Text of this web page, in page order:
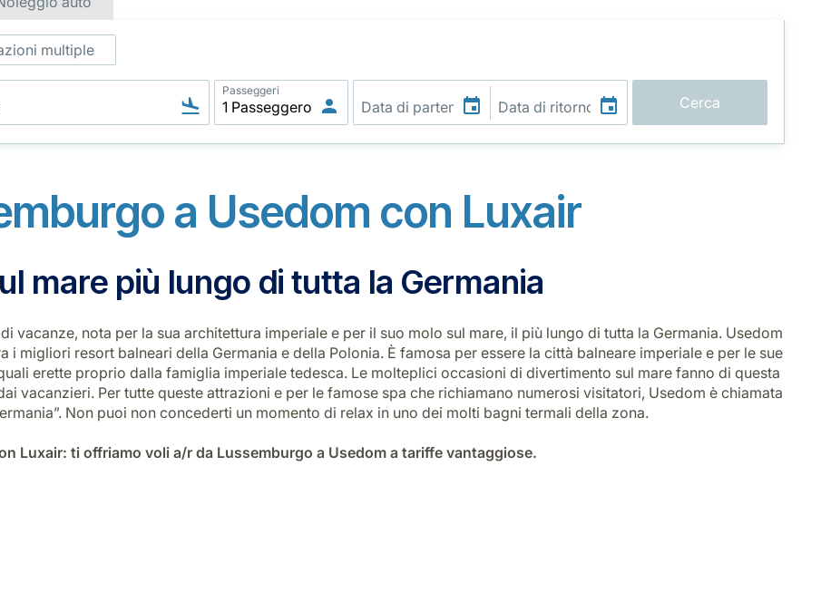
multiple
Passeggeri
Cerca
a Usedom con Luxair
mare più lungo di tutta la Germania
vacanze, nota per la sua architettura imperiale e per il suo molo sul mare, il più lungo di tutta la Germania. Usedom
migliori resort balneari della Germania e della Polonia. È famosa per essere la città balneare imperiale e per le sue
erette proprio dalla famiglia imperiale tedesca. Le molteplici occasioni di divertimento sul mare fanno di questa
vacanzieri. Per tutte queste attrazioni e per le famose spa che richiamano numerosi visitatori, Usedom è chiamata
Non puoi non concederti un momento di relax in uno dei molti bagni termali della zona.
Luxair: ti offriamo voli a/r da Lussemburgo a Usedom a tariffe vantaggiose.